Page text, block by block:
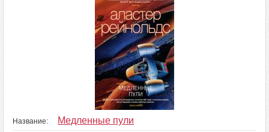
Название: Медленные пули